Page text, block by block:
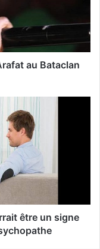
au Bataclan
être un signe